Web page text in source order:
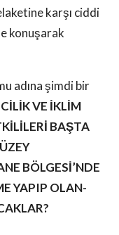
karşı ciddi
konuşarak
adına şimdi bir
VE İKLİM
BAŞTA
BÖLGESİ’NDE
YAPIP OLAN-